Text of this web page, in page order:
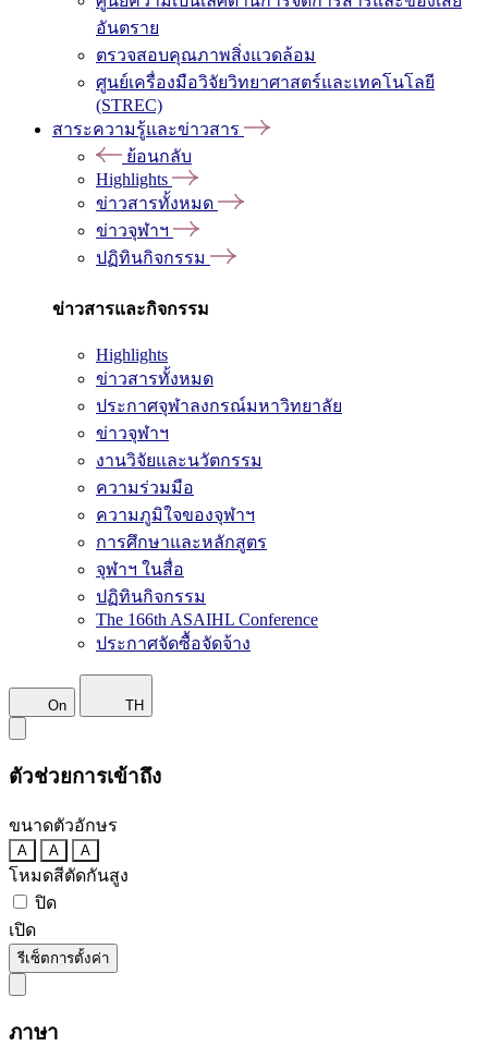
อันตราย
ตรวจสอบคุณภาพสิ่งแวดล้อม
ศูนย์เครื่องมือวิจัยวิทยาศาสตร์และเทคโนโลยี
(STREC)
สาระความรู้และข่าวสาร
ย้อนกลับ
Highlights
ข่าวสารทั้งหมด
ข่าวจุฬาฯ
ปฏิทินกิจกรรม
ข่าวสารและกิจกรรม
Highlights
ข่าวสารทั้งหมด
ประกาศจุฬาลงกรณ์มหาวิทยาลัย
ข่าวจุฬาฯ
งานวิจัยและนวัตกรรม
ความร่วมมือ
ความภูมิใจของจุฬาฯ
การศึกษาและหลักสูตร
จุฬาฯ ในสื่อ
ปฏิทินกิจกรรม
The 166th ASAIHL Conference
ประกาศจัดซื้อจัดจ้าง
On TH
ตัวช่วยการเข้าถึง
ขนาดตัวอักษร
A A A
โหมดสีตัดกันสูง
ปิด
เปิด
รีเซ็ตการตั้งค่า
ภาษา